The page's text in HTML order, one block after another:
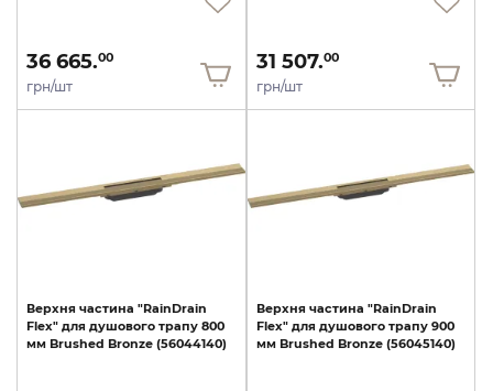
36 665.00
грн/шт
31 507.00
грн/шт
Верхня частина "RainDrain
Flex" для душового трапу 800
мм Brushed Bronze (56044140)
Верхня частина "RainDrain
Flex" для душового трапу 900
мм Brushed Bronze (56045140)